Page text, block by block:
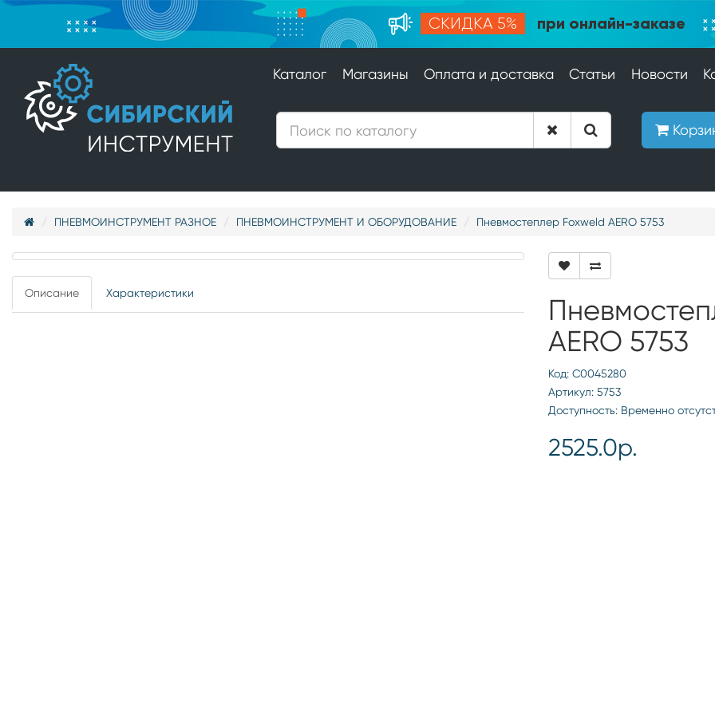
СКИДКА 5% при онлайн-заказе
Каталог Магазины Оплата и доставка Статьи Новости
ПНЕВМОИНСТРУМЕНТ РАЗНОЕ ПНЕВМОИНСТРУМЕНТ И ОБОРУДОВАНИЕ Пневмостеплер Foxweld AERO 5753
Описание Характеристики
AERO 5753
Код: С0045280
Артикул: 5753
Доступность: Временно
2525.0р.